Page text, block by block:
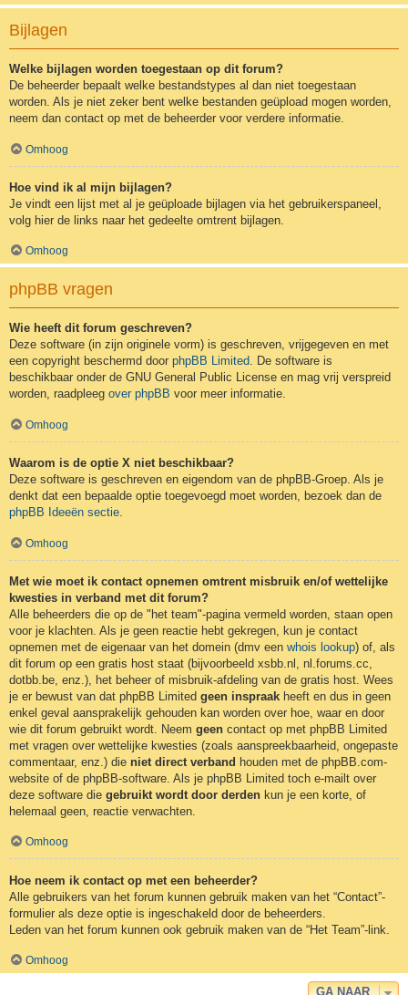
Bijlagen
Welke bijlagen worden toegestaan op dit forum?
De beheerder bepaalt welke bestandstypes al dan niet toegestaan
worden. Als je niet zeker bent welke bestanden geüpload mogen worden,
neem dan contact op met de beheerder voor verdere informatie.
Omhoog
Hoe vind ik al mijn bijlagen?
Je vindt een lijst met al je geüploade bijlagen via het gebruikerspaneel,
volg hier de links naar het gedeelte omtrent bijlagen.
Omhoog
phpBB vragen
Wie heeft dit forum geschreven?
Deze software (in zijn originele vorm) is geschreven, vrijgegeven en met
een copyright beschermd door phpBB Limited. De software is
beschikbaar onder de GNU General Public License en mag vrij verspreid
worden, raadpleeg over phpBB voor meer informatie.
Omhoog
Waarom is de optie X niet beschikbaar?
Deze software is geschreven en eigendom van de phpBB-Groep. Als je
denkt dat een bepaalde optie toegevoegd moet worden, bezoek dan de
phpBB Ideeën sectie.
Omhoog
Met wie moet ik contact opnemen omtrent misbruik en/of wettelijke
kwesties in verband met dit forum?
Alle beheerders die op de "het team"-pagina vermeld worden, staan open
voor je klachten. Als je geen reactie hebt gekregen, kun je contact
opnemen met de eigenaar van het domein (dmv een whois lookup) of, als
dit forum op een gratis host staat (bijvoorbeeld xsbb.nl, nl.forums.cc,
dotbb.be, enz.), het beheer of misbruik-afdeling van de gratis host. Wees
je er bewust van dat phpBB Limited geen inspraak heeft en dus in geen
enkel geval aansprakelijk gehouden kan worden over hoe, waar en door
wie dit forum gebruikt wordt. Neem geen contact op met phpBB Limited
met vragen over wettelijke kwesties (zoals aanspreekbaarheid, ongepaste
commentaar, enz.) die niet direct verband houden met de phpBB.com-
website of de phpBB-software. Als je phpBB Limited toch e-mailt over
deze software die gebruikt wordt door derden kun je een korte, of
helemaal geen, reactie verwachten.
Omhoog
Hoe neem ik contact op met een beheerder?
Alle gebruikers van het forum kunnen gebruik maken van het “Contact”-
formulier als deze optie is ingeschakeld door de beheerders.
Leden van het forum kunnen ook gebruik maken van de “Het Team”-link.
Omhoog
GA NAAR